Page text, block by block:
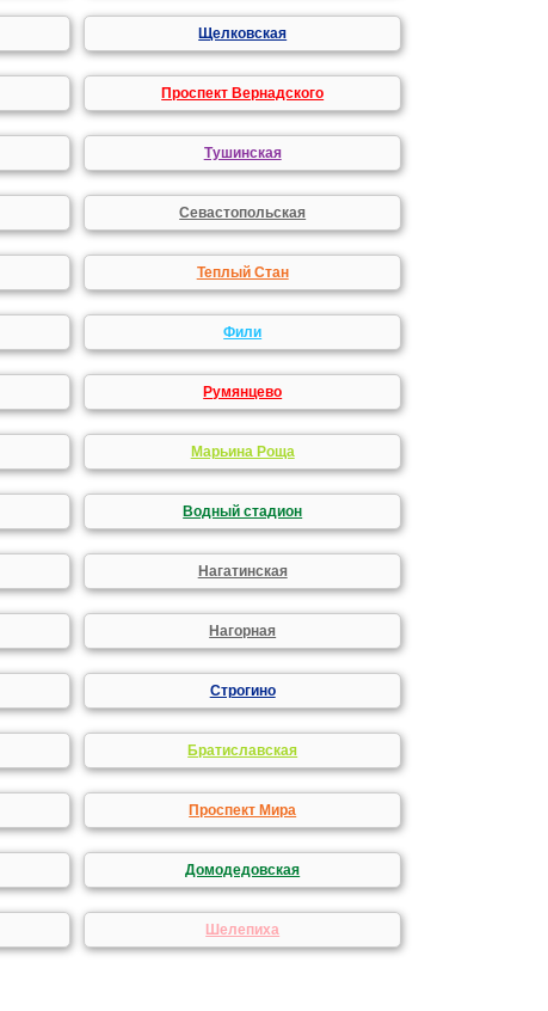
Щелковская
Проспект Вернадского
Тушинская
Севастопольская
Теплый Стан
Фили
Румянцево
Марьина Роща
Водный стадион
Нагатинская
Нагорная
Строгино
Братиславская
Проспект Мира
Домодедовская
Шелепиха